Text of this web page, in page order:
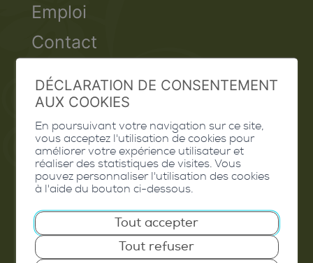
Emploi
Contact
Extranet
Valais Excellence
Commune de Conthey
Route de Savoie 54
1975
St-Séverin
T. 027 345 45 45
DÉCLARATION DE CONSENTEMENT
AUX COOKIES
En poursuivant votre navigation sur ce site,
vous acceptez l'utilisation de cookies pour
améliorer votre expérience utilisateur et
réaliser des statistiques de visites. Vous
pouvez personnaliser l'utilisation des cookies
à l'aide du bouton ci-dessous.
Tout accepter
Tout refuser